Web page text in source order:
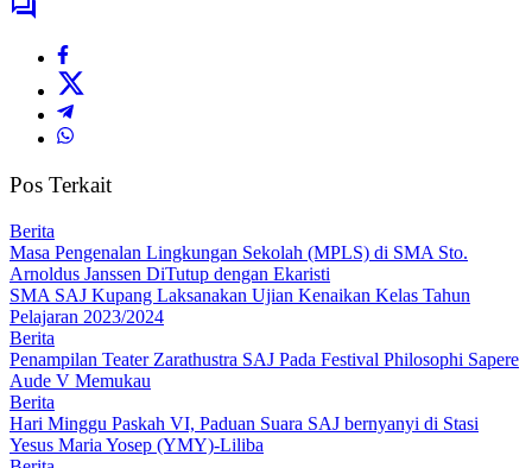
Pos Terkait
Berita
Masa Pengenalan Lingkungan Sekolah (MPLS) di SMA Sto.
Arnoldus Janssen DiTutup dengan Ekaristi
SMA SAJ Kupang Laksanakan Ujian Kenaikan Kelas Tahun
Pelajaran 2023/2024
Berita
Penampilan Teater Zarathustra SAJ Pada Festival Philosophi Sapere
Aude V Memukau
Berita
Hari Minggu Paskah VI, Paduan Suara SAJ bernyanyi di Stasi
Yesus Maria Yosep (YMY)-Liliba